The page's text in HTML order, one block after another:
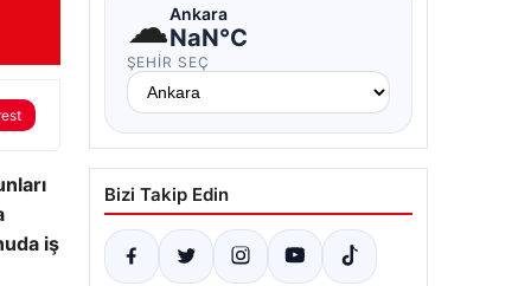
iş
☁Ankara
NaN°C
ŞEHIR SEÇ
Bizi Takip Edin